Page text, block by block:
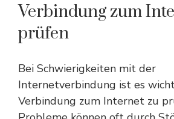
Verbindung zum
prüfen
Bei Schwierigkeiten mit der
Internetverbindung ist es
Verbindung zum Internet zu